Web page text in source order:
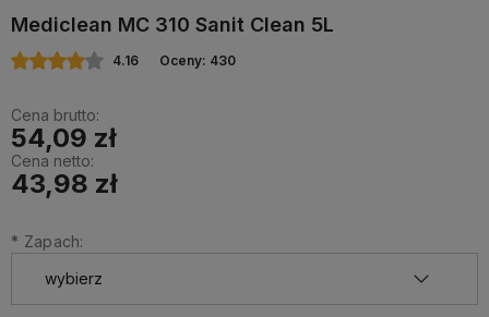
Mediclean MC 310 Sanit Clean 5L
4.16 Oceny: 430
Cena brutto:
54,09 zł
Cena netto:
43,98 zł
* Zapach: